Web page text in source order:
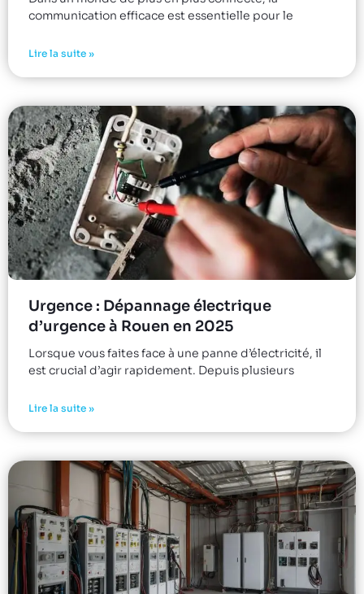
communication efficace est essentielle pour le
Lire la suite »
Urgence : Dépannage électrique
d’urgence à Rouen en 2025
Lorsque vous faites face à une panne d’électricité, il
est crucial d’agir rapidement. Depuis plusieurs
Lire la suite »